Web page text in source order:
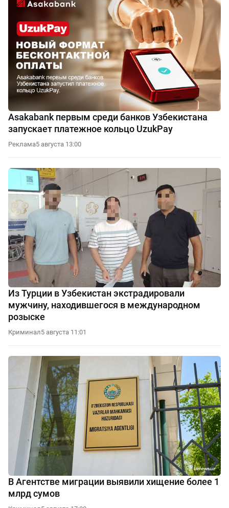
Asakabank первым среди банков Узбекистана
запускает платежное кольцо UzukPay
Реклама5 августа 13:00
Из Турции в Узбекистан экстрадировали
мужчину, находившегося в международном
розыске
Криминал5 августа 11:01
В Агентстве миграции выявили хищение более 1
млрд сумов